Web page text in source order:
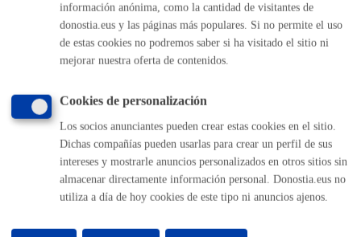
Enlaces útiles
Ofertas de empleo
Perfil del contratante
Mapas - GeoDonostia
Sala de prensa
Mapa web
Otras páginas web corporativas
Donostia Kultura
información anónima, como la cantidad de visitantes de
donostia.eus y las páginas más populares. Si no permite el uso
de estas cookies no podremos saber si ha visitado el sitio ni
mejorar nuestra oferta de contenidos.
Cookies de personalización
Los socios anunciantes pueden crear estas cookies en el sitio.
Dichas compañías pueden usarlas para crear un perfil de sus
intereses y mostrarle anuncios personalizados en otros sitios sin
almacenar directamente información personal. Donostia.eus no
utiliza a día de hoy cookies de este tipo ni anuncios ajenos.